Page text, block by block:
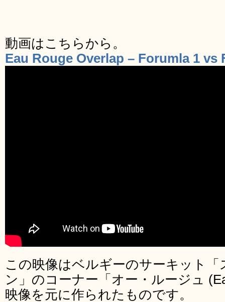
動画はこちらから。
Eau Rouge Overlap – Forumla 1 vs
この映像はベルギーのサーキット
ン」のコーナー「オー・ルージュ
映像を元に作られたものです。